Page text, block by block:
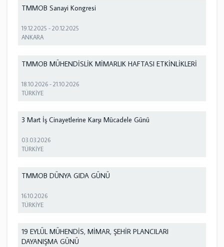
TMMOB Sanayi Kongresi
19.12.2025 -20.12.2025
ANKARA
TMMOB MÜHENDİSLİK MİMARLIK HAFTASI ETKİNLİKLERİ
18.10.2026 -21.10.2026
TÜRKİYE
3 Mart İş Cinayetlerine Karşı Mücadele Günü
03.03.2026
TÜRKİYE
TMMOB DÜNYA GIDA GÜNÜ
16.10.2026
TÜRKİYE
19 EYLÜL MÜHENDİS, MİMAR, ŞEHİR PLANCILARI
DAYANIŞMA GÜNÜ